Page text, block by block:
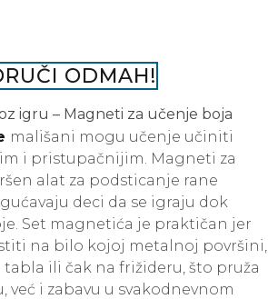
ODMAH!
igru – Magneti za učenje boja
mališani mogu učenje učiniti
i pristupačnijim. Magneti za
alat za podsticanje rane
deci da se igraju dok
Set magnetića je praktičan jer
na bilo kojoj metalnoj površini,
ili čak na frižideru, što pruža
već i zabavu u svakodnevnom